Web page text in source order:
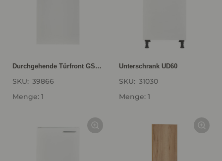
Durchgehende Türfront GSBD60-I
SKU: 39866
Menge: 1
Unterschrank UD60
SKU: 31030
Menge: 1